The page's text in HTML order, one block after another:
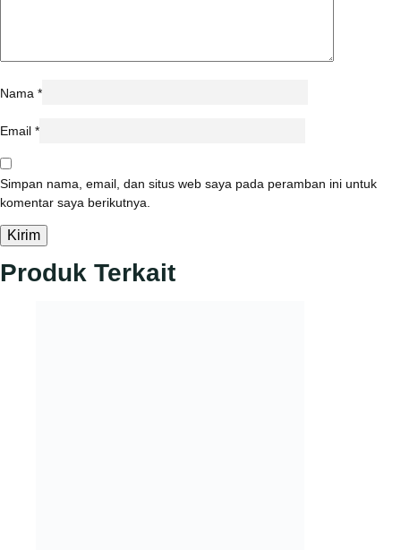
Nama *
Email *
Simpan nama, email, dan situs web saya pada peramban ini untuk
komentar saya berikutnya.
Produk Terkait